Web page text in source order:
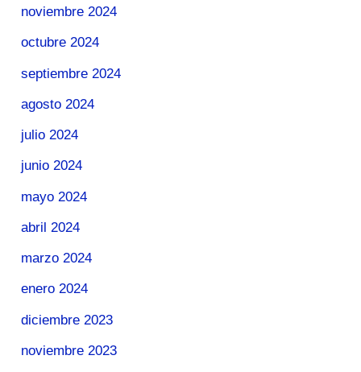
noviembre 2024
octubre 2024
septiembre 2024
agosto 2024
julio 2024
junio 2024
mayo 2024
abril 2024
marzo 2024
enero 2024
diciembre 2023
noviembre 2023